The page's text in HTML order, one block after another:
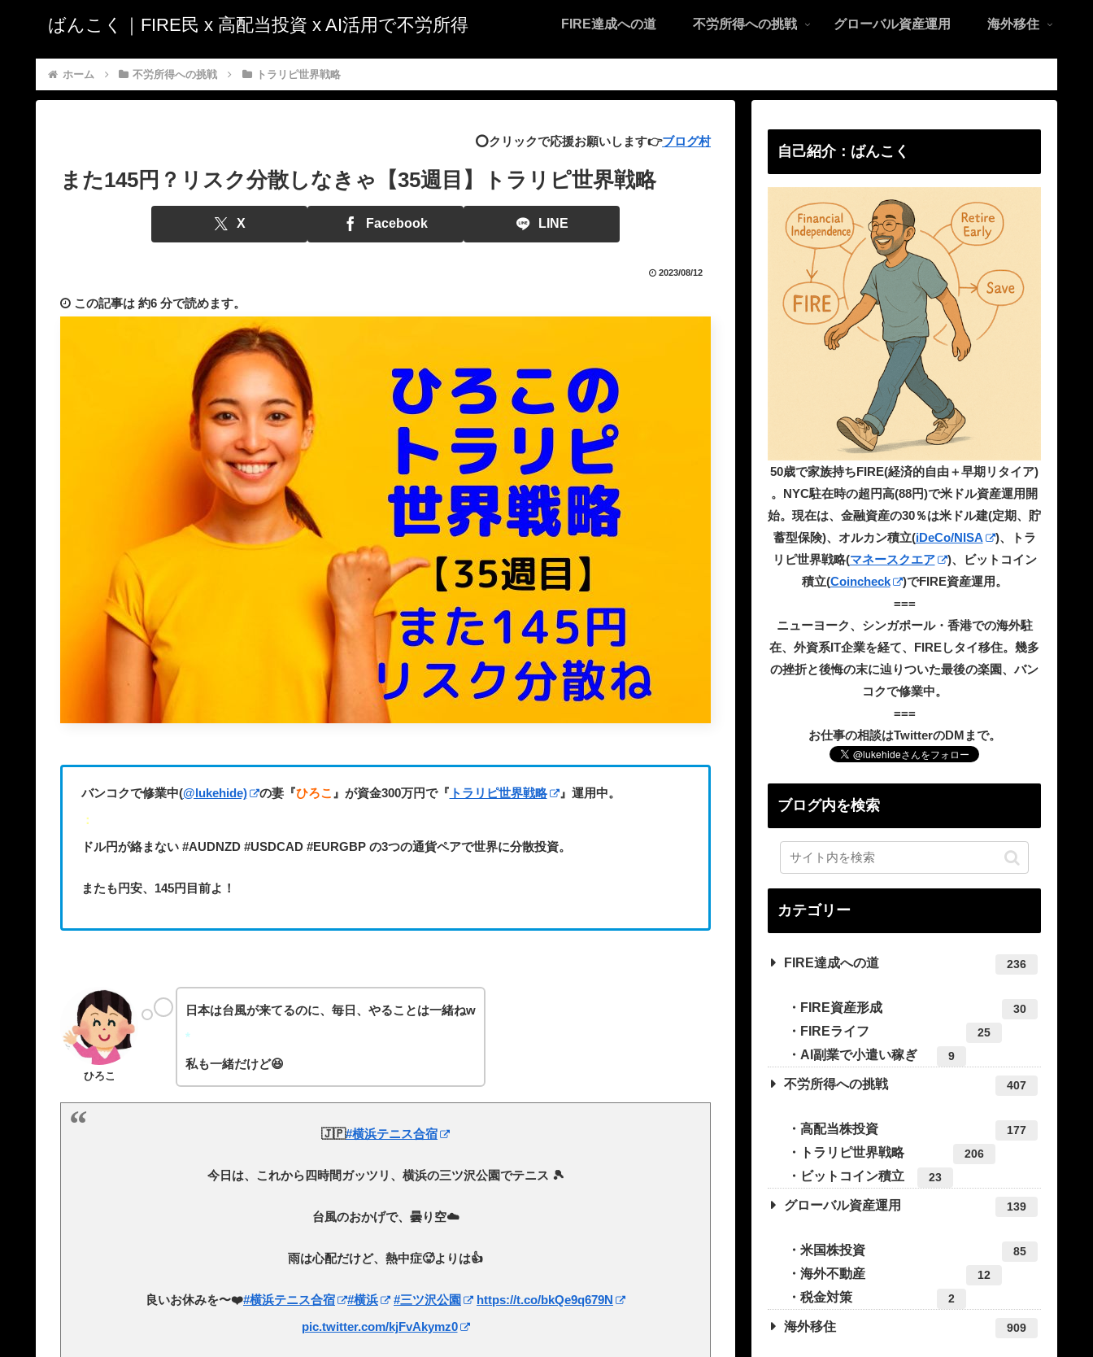
ばんこく｜FIRE民 x 高配当投資 x AI活用で不労所得 FIRE達成への道 不労所得への挑戦 グローバル資産運用 海外移住
ホーム 不労所得への挑戦 トラリピ世界戦略
⭕️クリックで応援お願いします👉ブログ村
また145円？リスク分散しなきゃ【35週目】トラリピ世界戦略
X Facebook LINE
2023/08/12
この記事は 約6 分で読めます。
バンコクで修業中(@lukehide) の妻『ひろこ 』が資金300万円で『 トラリピ世界戦略
』運用中。
：
ドル円が絡まない #AUDNZD #USDCAD #EURGBP の3つの通貨ペアで世界に分散投資。
またも円安、145円目前よ！
ひろこ
日本は台風が来てるのに、毎日、やることは一緒ねw
*
私も一緒だけど😆
🇯🇵#横浜テニス合宿
今日は、これから四時間ガッツリ、横浜の三ツ沢公園でテニス 🎾
台風のおかげで、曇り空☁️
雨は心配だけど、熱中症🥵よりは👍
良いお休みを〜❤️#横浜テニス合宿 #横浜 #三ツ沢公園
https://t.co/bkQe9q679N
pic.twitter.com/kjFvAkymz0
自己紹介：ばんこく
50歳で家族持ちFIRE(経済的自由＋早期リタイア)
。NYC駐在時の超円高(88円)で米ドル資産運用開
始。現在は、金融資産の30％は米ドル建(定期、貯
蓄型保険)、オルカン積立(iDeCo/NISA
)、トラ
リピ世界戦略(マネースクエア
)、ビットコイン
積立(Coincheck
)でFIRE資産運用。
===
ニューヨーク、シンガポール・香港での海外駐
在、外資系IT企業を経て、FIREしタイ移住。幾多
の挫折と後悔の末に辿りついた最後の楽園、バン
コクで修業中。
===
お仕事の相談はTwitterのDMまで。
ブログ内を検索
カテゴリー
FIRE達成への道 236
FIRE資産形成 30
FIREライフ 25
AI副業で小遣い稼ぎ 9
不労所得への挑戦 407
高配当株投資 177
トラリピ世界戦略 206
ビットコイン積立 23
グローバル資産運用 139
米国株投資 85
海外不動産 12
税金対策 2
海外移住 909